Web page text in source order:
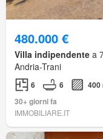
480.000 €
Villa indipendente a
Andria-Trani
6 6
400
30+ giorni fa
IMMOBILIARE.IT